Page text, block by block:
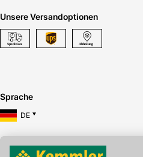
Unsere Versandoptionen
Sprache
DE